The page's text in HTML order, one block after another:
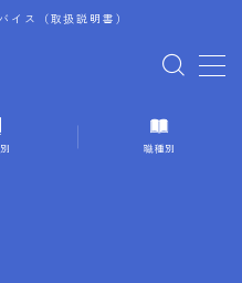
イス（取扱説明書）
職種別